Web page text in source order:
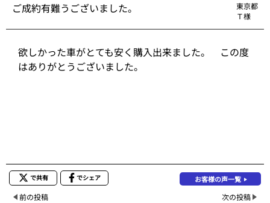
ご成約有難うございました。
東京都
Ｔ様
欲しかった車がとても安く購入出来ました。 この度
はありがとうございました。
で共有 でシェア お客様の声一覧
前の投稿 次の投稿